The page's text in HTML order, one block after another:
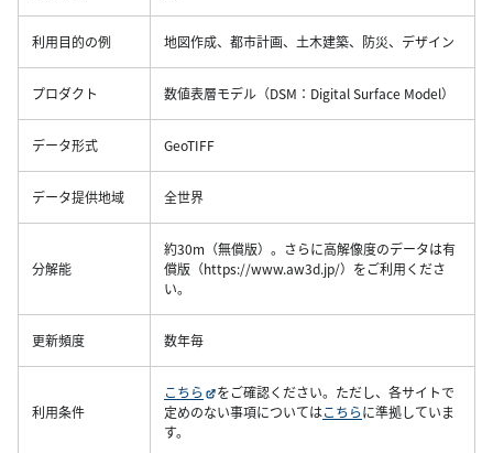
利用目的の例 地図作成、都市計画、土木建築、防災、デザイン
プロダクト 数値表層モデル（DSM：Digital Surface Model）
データ形式 GeoTIFF
データ提供地域 全世界
分解能
約30m（無償版）。さらに高解像度のデータは有
償版（https://www.aw3d.jp/）をご利用くださ
い。
更新頻度 数年毎
利用条件
こちら
をご確認ください。ただし、各サイトで
定めのない事項についてはこちらに準拠していま
す。